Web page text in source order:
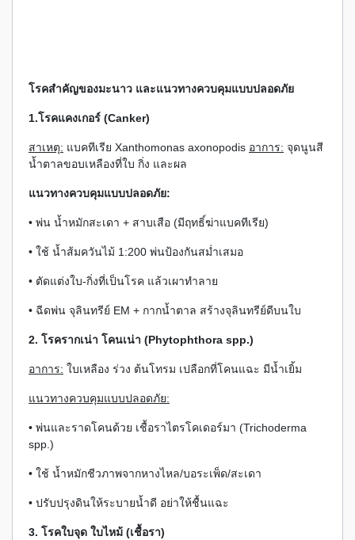
โรคสำคัญของมะนาว และแนวทางควบคุมแบบปลอดภัย
1.โรคแคงเกอร์ (Canker)
สาเหตุ: แบคทีเรีย Xanthomonas axonopodis อาการ: จุดนูนสี
น้ำตาลขอบเหลืองที่ใบ กิ่ง และผล
แนวทางควบคุมแบบปลอดภัย:
• พ่น น้ำหมักสะเดา + สาบเสือ (มีฤทธิ์ฆ่าแบคทีเรีย)
• ใช้ น้ำส้มควันไม้ 1:200 พ่นป้องกันสม่ำเสมอ
• ตัดแต่งใบ-กิ่งที่เป็นโรค แล้วเผาทำลาย
• ฉีดพ่น จุลินทรีย์ EM + กากน้ำตาล สร้างจุลินทรีย์ดีบนใบ
2. โรครากเน่า โคนเน่า (Phytophthora spp.)
อาการ: ใบเหลือง ร่วง ต้นโทรม เปลือกที่โคนแฉะ มีน้ำเยิ้ม
แนวทางควบคุมแบบปลอดภัย:
• พ่นและราดโคนด้วย เชื้อราไตรโคเดอร์มา (Trichoderma
spp.)
• ใช้ น้ำหมักชีวภาพจากหางไหล/บอระเพ็ด/สะเดา
• ปรับปรุงดินให้ระบายน้ำดี อย่าให้ชื้นแฉะ
3. โรคใบจุด ใบไหม้ (เชื้อรา)